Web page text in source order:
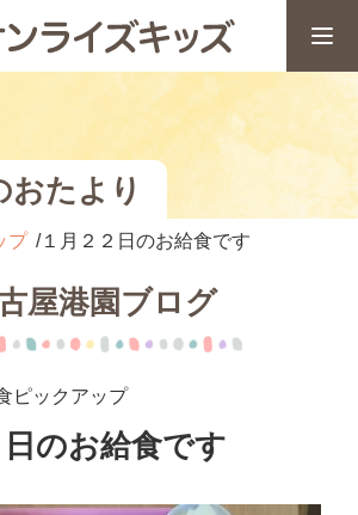
おたより
プ １月２２日のお給食です
屋港園ブログ
ピックアップ
日のお給食です